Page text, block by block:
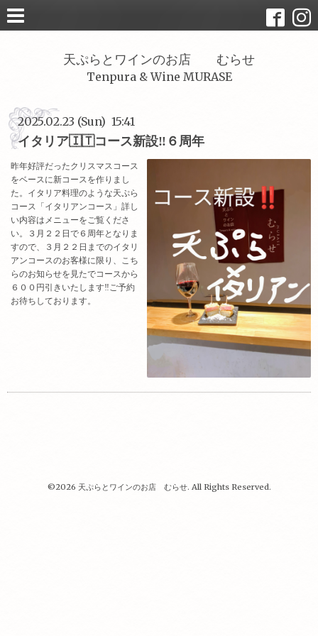
天ぷらとワインのお店 むらせ
Tenpura & Wine MURASE
2025.02.23 (Sun) 15:41
イタリア🇮🇹コース新設‼️６周年
昨年好評だったクリスマスコース
をベースに新コースを作りまし
た。イタリア料理のような天ぷら
コース「イタリアンコース」詳し
い内容はメニューをご覧くださ
い。３月２２日で６周年となりま
すので、３月２２日までのイタリ
アンコースのお客様に限り、こち
らのお知らせを見たでコースから
６００円引きいたします‼️ご予約
お待ちしております。
©2026 天ぷらとワインのお店 むらせ. All Rights Reserved.